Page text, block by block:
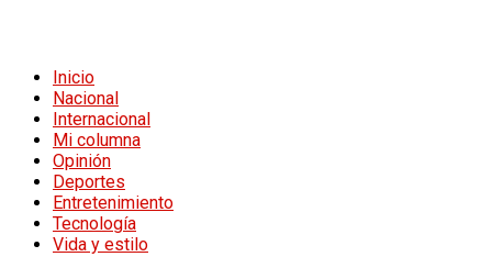
Inicio
Nacional
Internacional
Mi columna
Opinión
Deportes
Entretenimiento
Tecnología
Vida y estilo